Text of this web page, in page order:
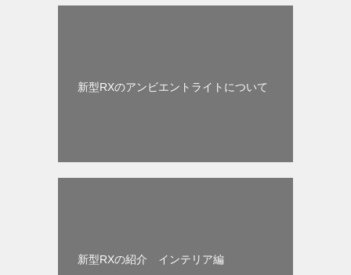
新型RXのアンビエントライトについて
新型RXの紹介 インテリア編